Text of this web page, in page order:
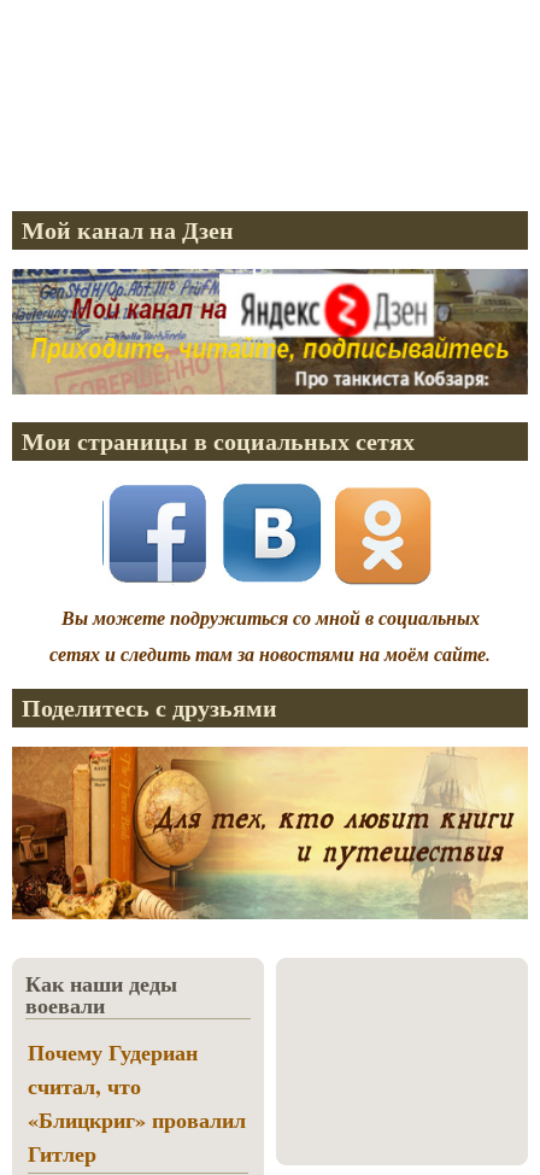
Мой канал на Дзен
Мои страницы в социальных сетях
Вы можете подружиться со мной в социальных
сетях и следить там за новостями на моём сайте.
Поделитесь с друзьями
Как наши деды
воевали
Почему Гудериан
считал, что
«Блицкриг» провалил
Гитлер